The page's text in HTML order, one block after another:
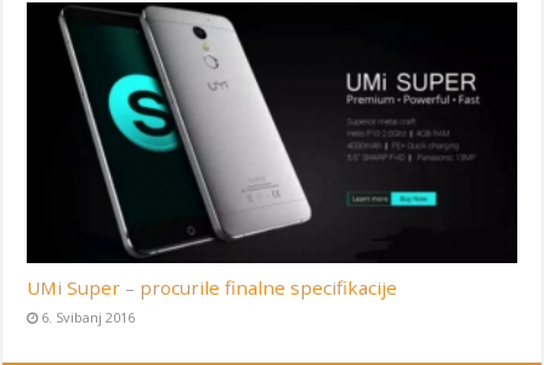
UMi Super – procurile finalne specifikacije
6. Svibanj 2016